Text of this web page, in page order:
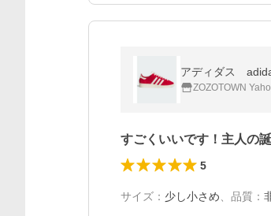
アディダス
ZOZOTOWN
すごくいいです！主人の
5
サイズ ： 少し小さめ 品質 ：